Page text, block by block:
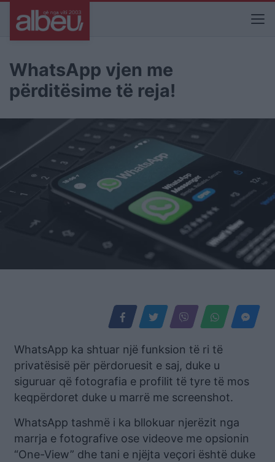
WhatsApp vjen me
përditësime të reja!
WhatsApp ka shtuar një funksion të ri të
privatësisë për përdoruesit e saj, duke u
siguruar që fotografia e profilit të tyre të mos
keqpërdoret duke u marrë me screenshot.
WhatsApp tashmë i ka bllokuar njerëzit nga
marrja e fotografive ose videove me opsionin
“One-View” dhe tani e njëjta veçori është duke